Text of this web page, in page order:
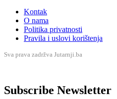
Kontak
O nama
Politika privatnosti
Pravila i uslovi korištenja
Sva prava zadržva Jutarnji.ba
Subscribe Newsletter